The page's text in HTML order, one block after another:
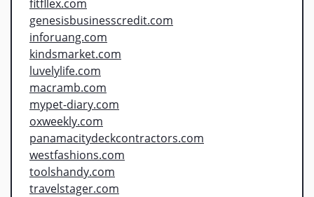
fitfllex.com
genesisbusinesscredit.com
inforuang.com
kindsmarket.com
luvelylife.com
macramb.com
mypet-diary.com
oxweekly.com
panamacitydeckcontractors.com
westfashions.com
toolshandy.com
travelstager.com